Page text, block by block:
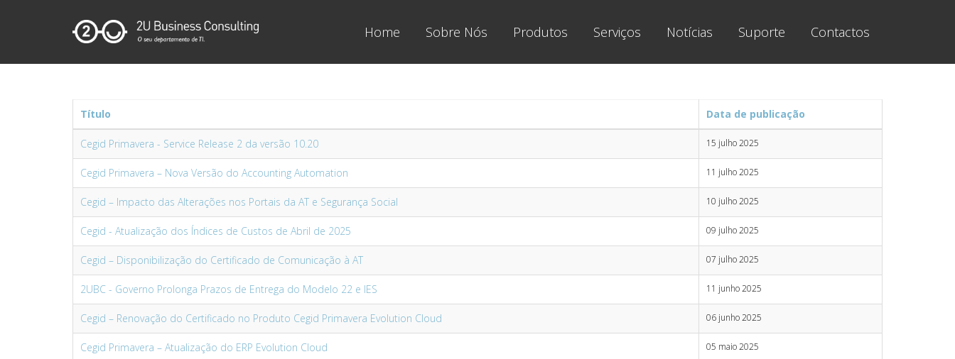
Home Sobre Nós Produtos Serviços Notícias Suporte Contactos
Título Data de publicação
Cegid Primavera - Service Release 2 da versão 10.20 15 julho 2025
Cegid Primavera – Nova Versão do Accounting Automation 11 julho 2025
Cegid – Impacto das Alterações nos Portais da AT e Segurança Social 10 julho 2025
Cegid - Atualização dos Índices de Custos de Abril de 2025 09 julho 2025
Cegid – Disponibilização do Certificado de Comunicação à AT 07 julho 2025
2UBC - Governo Prolonga Prazos de Entrega do Modelo 22 e IES 11 junho 2025
Cegid – Renovação do Certificado no Produto Cegid Primavera Evolution Cloud 06 junho 2025
Cegid Primavera – Atualização do ERP Evolution Cloud 05 maio 2025